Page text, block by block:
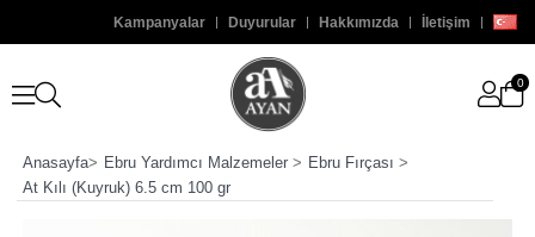
Kampanyalar Duyurular Hakkımızda İletişim
0
Anasayfa> Ebru Yardımcı Malzemeler> Ebru Fırçası >
At Kılı (Kuyruk) 6.5 cm 100 gr